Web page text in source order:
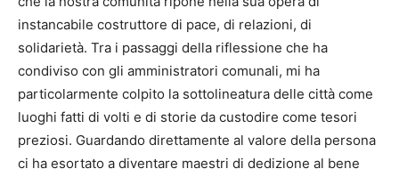
instancabile costruttore di pace, di relazioni, di
solidarietà. Tra i passaggi della riflessione che ha
condiviso con gli amministratori comunali, mi ha
particolarmente colpito la sottolineatura delle città come
luoghi fatti di volti e di storie da custodire come tesori
preziosi. Guardando direttamente al valore della persona
ci ha esortato a diventare maestri di dedizione al bene